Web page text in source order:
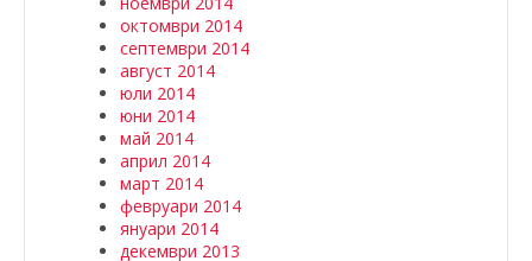
октомври 2014
септември 2014
август 2014
юли 2014
юни 2014
май 2014
април 2014
март 2014
февруари 2014
януари 2014
декември 2013